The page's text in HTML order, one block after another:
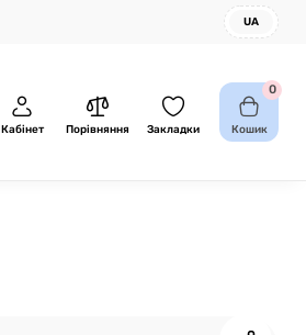
UA
Кабінет Порівняння Закладки
0
Кошик